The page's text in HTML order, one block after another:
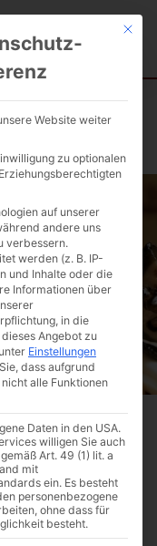
Walnüsse in
Mit
Website weiter
zu optionalen
auf unserer
andere uns
verbessern.
werden (z. B. IP-
und Inhalte oder die
Informationen über
in die
Angebot zu
Einstellungen
dass aufgrund
alle Funktionen
Daten in den USA.
willigen Sie auch
Art. 49 (1) lit. a
mit
ein. Es besteht
personenbezogene
ohne dass für
besteht.